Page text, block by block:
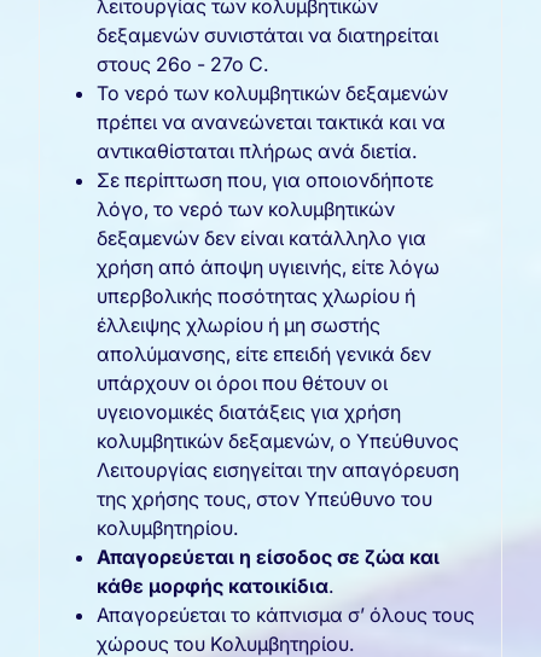
λειτουργίας των κολυμβητικών
δεξαμενών συνιστάται να διατηρείται
στους 26ο - 27ο C.
Το νερό των κολυμβητικών δεξαμενών
πρέπει να ανανεώνεται τακτικά και να
αντικαθίσταται πλήρως ανά διετία.
Σε περίπτωση που, για οποιονδήποτε
λόγο, το νερό των κολυμβητικών
δεξαμενών δεν είναι κατάλληλο για
χρήση από άποψη υγιεινής, είτε λόγω
υπερβολικής ποσότητας χλωρίου ή
έλλειψης χλωρίου ή μη σωστής
απολύμανσης, είτε επειδή γενικά δεν
υπάρχουν οι όροι που θέτουν οι
υγειονομικές διατάξεις για χρήση
κολυμβητικών δεξαμενών, ο Υπεύθυνος
Λειτουργίας εισηγείται την απαγόρευση
της χρήσης τους, στον Υπεύθυνο του
κολυμβητηρίου.
Απαγορεύεται η είσοδος σε ζώα και
κάθε μορφής κατοικίδια.
Απαγορεύεται το κάπνισμα σ’ όλους τους
χώρους του Κολυμβητηρίου.